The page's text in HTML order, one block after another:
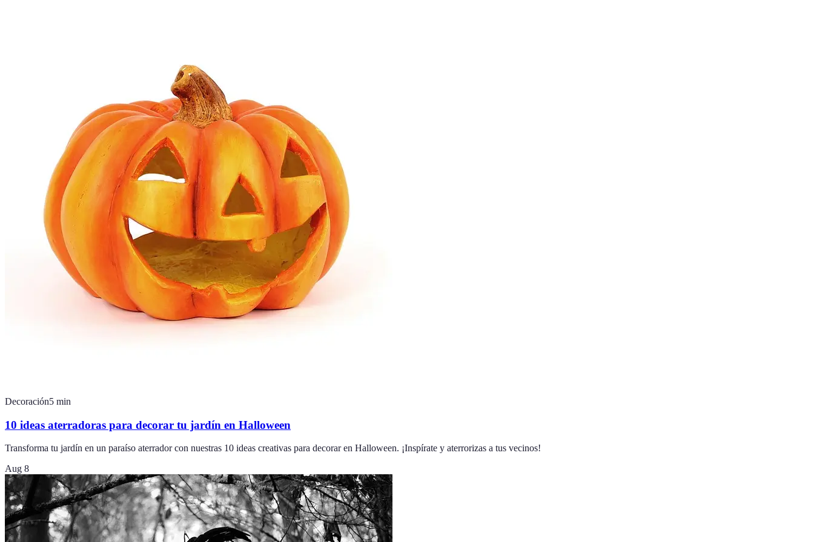
Decoración5 min
10 ideas aterradoras para decorar tu jardín en Halloween
Transforma tu jardín en un paraíso aterrador con nuestras 10 ideas creativas para decorar en Halloween. ¡Inspírate y aterrorizas a tus vecinos!
Aug 8